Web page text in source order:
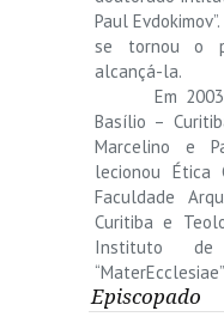
Paul
se tornou o
alcançá-la.
Em
Basílio –
Marcelino e
lecionou Ética
Faculdade
Curitiba e
Instituto
Episcopado